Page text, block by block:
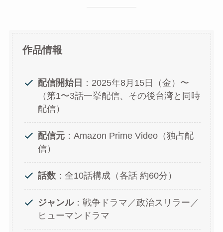
作品情報
配信開始日 ：2025年8月15日（金）〜
（第1〜3話一挙配信、その後台湾と同時
配信）
配信元 ：Amazon Prime Video（独占配
信）
話数 ：全10話構成（各話 約60分）
ジャンル：戦争ドラマ／政治スリラー／
ヒューマンドラマ